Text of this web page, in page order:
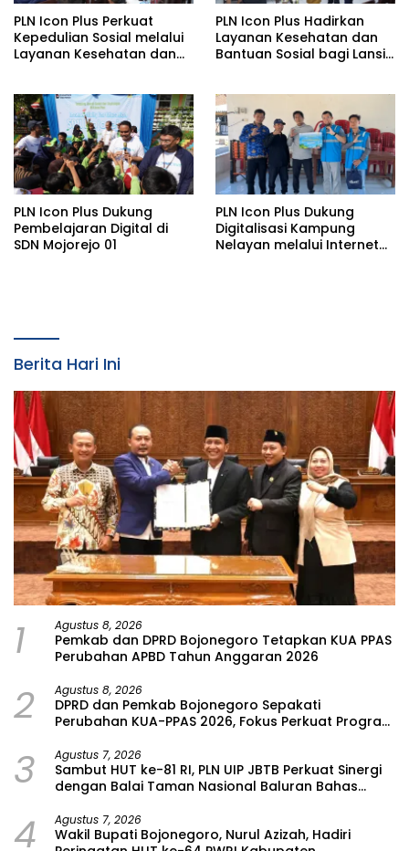
PLN Icon Plus Perkuat
Kepedulian Sosial melalui
Layanan Kesehatan dan
PLN Icon Plus Hadirkan
Layanan Kesehatan dan
Bantuan Sosial bagi Lansia
PLN Icon Plus Dukung
Pembelajaran Digital di
SDN Mojorejo 01
PLN Icon Plus Dukung
Digitalisasi Kampung
Nelayan melalui Internet
Berita Hari Ini
1 Agustus 8, 2026
Pemkab dan DPRD Bojonegoro Tetapkan KUA PPAS
Perubahan APBD Tahun Anggaran 2026
2 Agustus 8, 2026
DPRD dan Pemkab Bojonegoro Sepakati
Perubahan KUA-PPAS 2026, Fokus Perkuat Program
3 Agustus 7, 2026
Sambut HUT ke-81 RI, PLN UIP JBTB Perkuat Sinergi
dengan Balai Taman Nasional Baluran Bahas
Watudodol/Kalipuro
4 Agustus 7, 2026
Wakil Bupati Bojonegoro, Nurul Azizah, Hadiri